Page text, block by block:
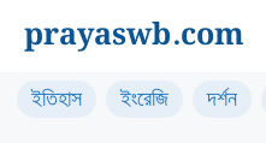
content
prayaswb.com
ইতিহাস ইংরেজি দর্শন